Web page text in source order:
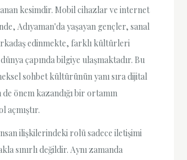
kesimdir. Mobil cihazlar ve internet
Adıyaman'da yaşayan gençler, sanal
edinmekte, farklı kültürleri
çapında bilgiye ulaşmaktadır. Bu
sohbet kültürünün yanı sıra dijital
önem kazandığı bir ortamın
açmıştır.
ilişkilerindeki rolü sadece iletişimi
sınırlı değildir. Aynı zamanda